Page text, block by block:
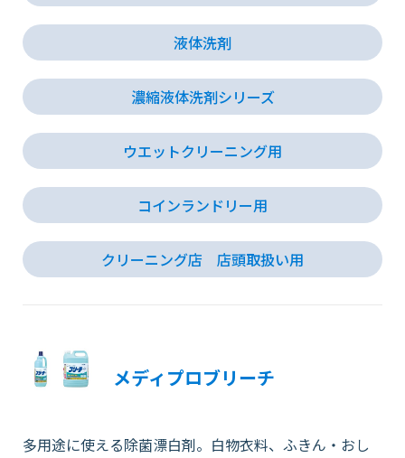
液体洗剤
濃縮液体洗剤シリーズ
ウエットクリーニング用
コインランドリー用
クリーニング店 店頭取扱い用
メディプロブリーチ
多用途に使える除菌漂白剤。白物衣料、ふきん・おし